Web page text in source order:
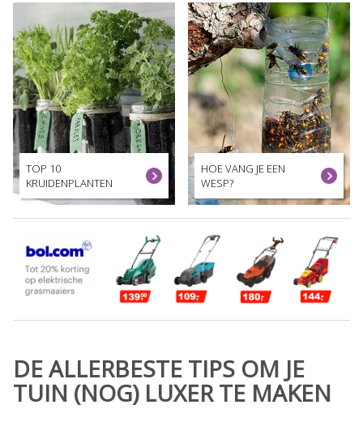
TOP 10
KRUIDENPLANTEN
HOE VANG JE EEN
WESP?
DE ALLERBESTE TIPS OM JE
TUIN (NOG) LUXER TE MAKEN